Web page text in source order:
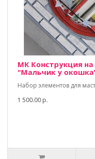
МК Конструкция
"Мальчик у
Набор элементов для
1 500.00 р.